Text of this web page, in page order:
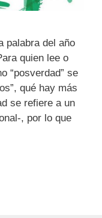
palabra del año
quien lee o
“posverdad” se
qué hay más
se refiere a un
, por lo que